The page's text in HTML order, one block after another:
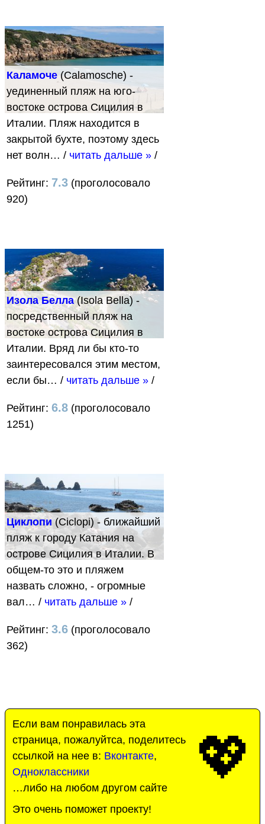
Каламоче (Calamosche) -
уединенный пляж на юго-
востоке острова Сицилия в
Италии. Пляж находится в
закрытой бухте, поэтому здесь
нет волн… / читать дальше » /
Рейтинг: 7.3 (проголосовало
920)
Изола Белла(Isola Bella) -
посредственный пляж на
востоке острова Сицилия в
Италии. Вряд ли бы кто-то
заинтересовался этим местом,
если бы… / читать дальше » /
Рейтинг: 6.8 (проголосовало
1251)
Циклопи(Ciclopi) - ближайший
пляж к городу Катания на
острове Сицилия в Италии. В
общем-то это и пляжем
назвать сложно, - огромные
вал… / читать дальше » /
Рейтинг: 3.6 (проголосовало
362)
💖
Если вам понравилась эта
страница, пожалуйтса, поделитесь
ссылкой на нее в: Вконтакте,
Одноклассники
…либо на любом другом сайте
Это очень поможет проекту!